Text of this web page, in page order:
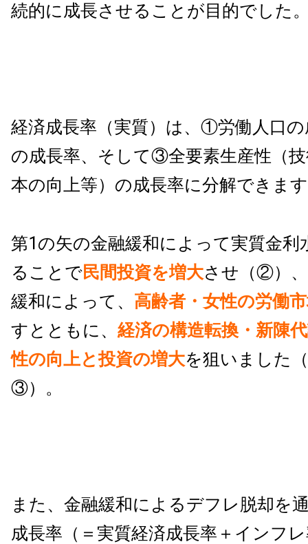
続的に成長させることが目的でした
経済成長率（実質）は、①労働人口
の成長率、そして③全要素生産性（
本の向上等）の成長率に分解できま
第1の矢の金融緩和によって実質金利
ることで民間投資を増大させ（②）
緩和によって、 高齢者・女性の労働
すとともに、 経済の構造転換・新陳
性の向上と投資の増大を狙いました
③）。
また、金融緩和によるデフレ脱却を
成長率（＝実質経済成長率＋インフ